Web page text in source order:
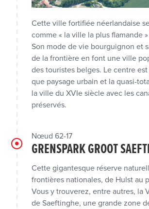
Cette ville fortifiée néerlandaise
comme « la ville la plus flamande »
Son mode de vie bourguignon et
de la frontière en font une ville
des touristes belges. Le centre
que paysage urbain et la quasi-
la ville du XVIe siècle avec les
préservés.
Nœud 62-17
GRENSPARK GROOT
Cette gigantesque réserve
frontières nationales, de Hulst au
Vous y trouverez, entre autres, la
de Saeftinghe, une grande zone